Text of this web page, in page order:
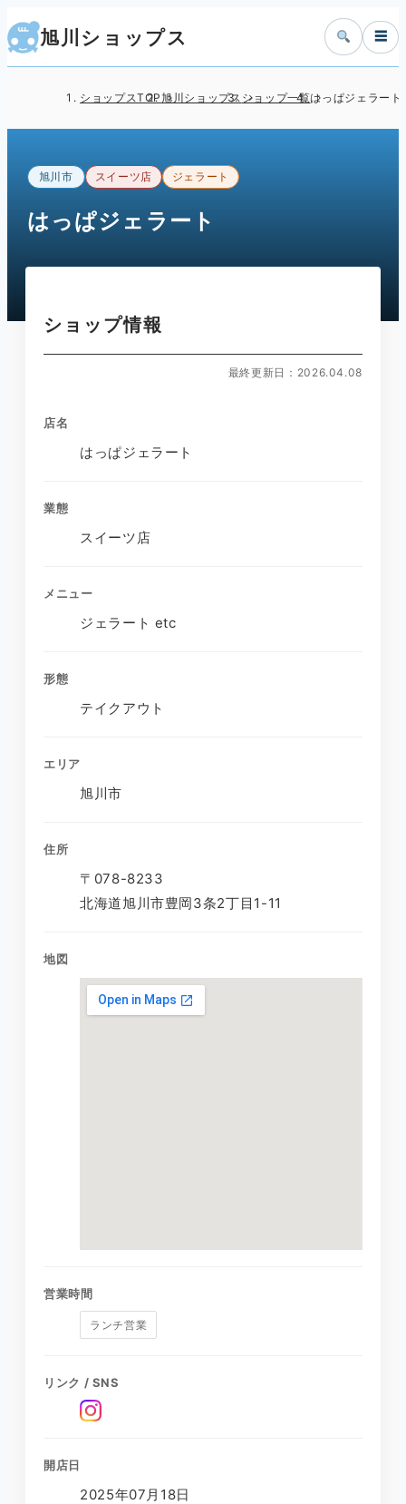
旭川ショップス ☰
ショップスTOP旭川ショップス ショップ一覧はっぱジェラート
旭川市 スイーツ店 ジェラート
はっぱジェラート
ショップ情報
最終更新日：2026.04.08
店名
はっぱジェラート
業態
スイーツ店
メニュー
ジェラート etc
形態
テイクアウト
エリア
旭川市
住所
〒078-8233
北海道旭川市豊岡3条2丁目1-11
地図
営業時間
ランチ営業
リンク / SNS
開店日
2025年07月18日